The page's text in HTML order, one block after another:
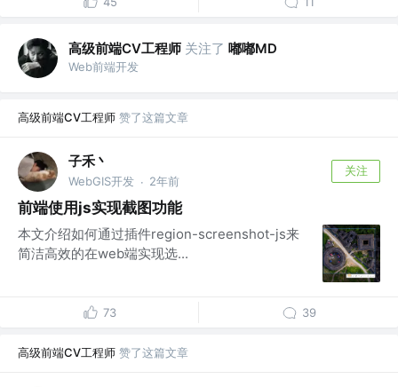
高级前端CV工程师 关注了 嘟嘟MD
Web前端开发
高级前端CV工程师 赞了这篇文章
子禾丶
WebGIS开发 · 2年前
关注
前端使用js实现截图功能
本文介绍如何通过插件region-screenshot-js来
简洁高效的在web端实现选...
73 39
高级前端CV工程师 赞了这篇文章